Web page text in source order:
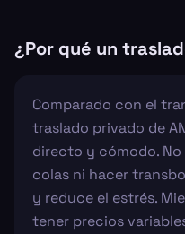
¿Por qué un
Comparado con el
traslado privado de
directo y cómodo.
colas ni hacer
y reduce el estrés.
tener precios